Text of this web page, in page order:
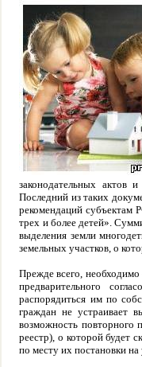
законодательных актов
Последний из таких
рекомендаций субъектам
трех и более детей».
выделения земли
земельных участков, о
Прежде всего, необходимо
предварительного
распорядиться им по
граждан не устраивает
возможность повторного
реестр), о которой будет
по месту их постановки